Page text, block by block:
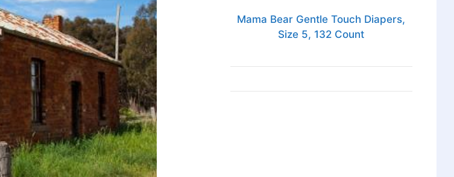
Mama Bear Gentle Touch Diapers,
Size 5, 132 Count